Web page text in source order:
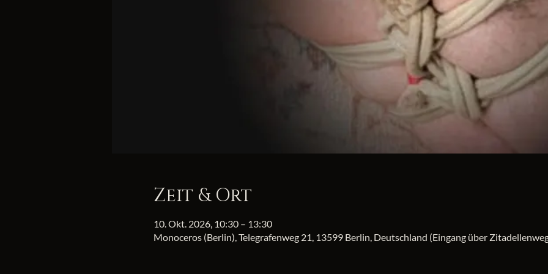
Zeit & Ort
10. Okt. 2026, 10:30 – 13:30
Monoceros (Berlin), Telegrafenweg 21, 13599 Berlin, Deutschland (Eingang über